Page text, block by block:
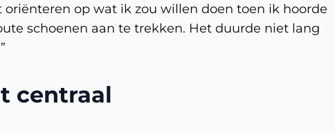
op wat ik zou willen doen toen ik hoorde
schoenen aan te trekken. Het duurde niet lang
centraal